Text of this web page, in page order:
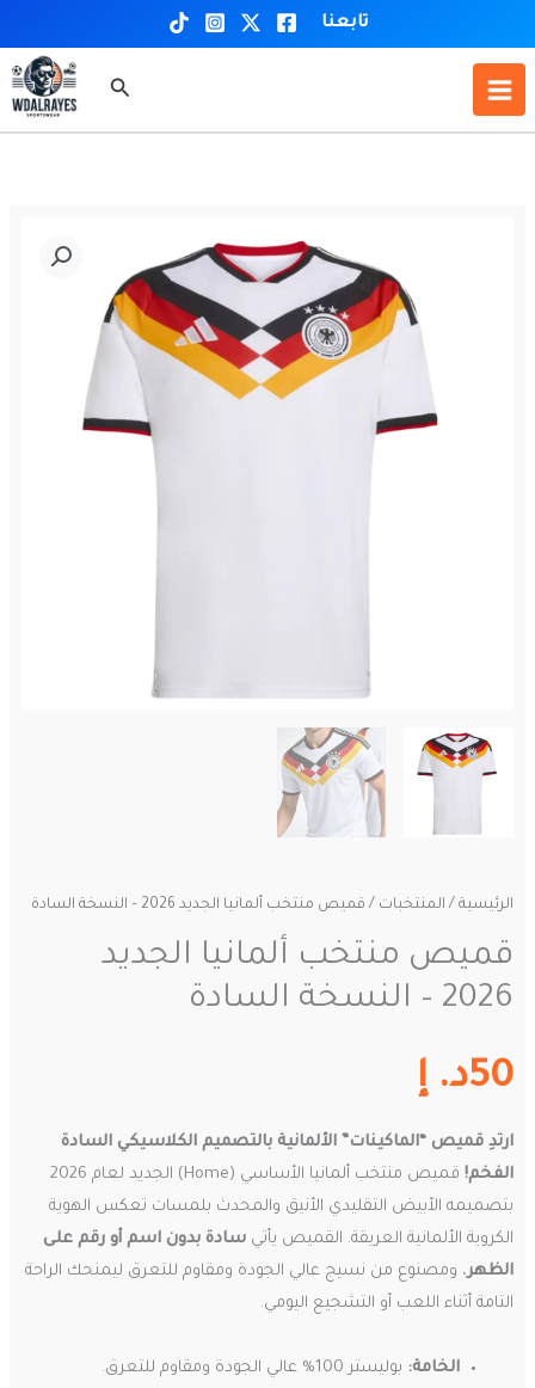
إلى
المحتوى
تابعنا
البحث
الرئيسية / المنتخبات / قميص منتخب ألمانيا الجديد 2026 – النسخة السادة
قميص منتخب ألمانيا الجديد
2026 – النسخة السادة
50د. إ
ارتدِ قميص “الماكينات” الألمانية بالتصميم الكلاسيكي السادة
الفخم!
قميص منتخب ألمانيا الأساسي (Home) الجديد لعام 2026
بتصميمه الأبيض التقليدي الأنيق والمحدث بلمسات تعكس الهوية
الكروية الألمانية العريقة. القميص يأتيسادة بدون اسم أو رقم على
الظهر، ومصنوع من نسيج عالي الجودة ومقاوم للتعرق ليمنحك الراحة
التامة أثناء اللعب أو التشجيع اليومي.
الخامة: بوليستر 100% عالي الجودة ومقاوم للتعرق.